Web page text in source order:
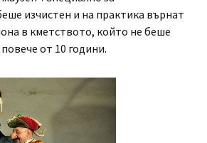
изчистен и на практика върнат
в кметството, който не беше
от 10 години.